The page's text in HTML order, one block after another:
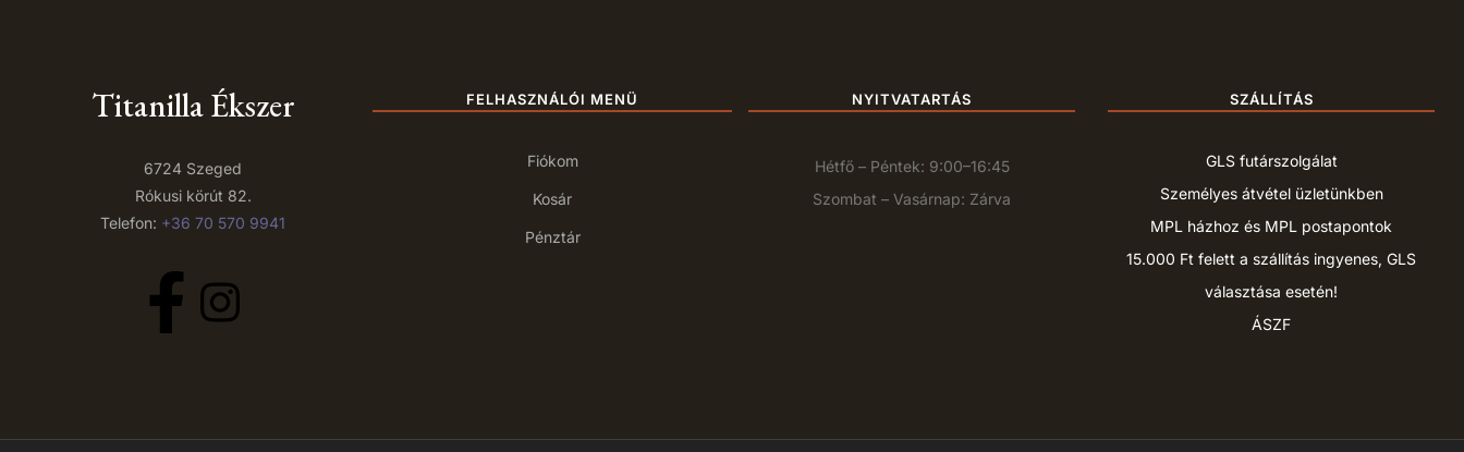
Titanilla Ékszer
6724 Szeged
Rókusi körút 82.
Telefon: +36 70 570 9941
FELHASZNÁLÓI MENÜ
Fiókom
Kosár
Pénztár
NYITVATARTÁS
Hétfő – Péntek: 9:00–16:45
Szombat – Vasárnap: Zárva
SZÁLLÍTÁS
GLS futárszolgálat
Személyes átvétel üzletünkben
MPL házhoz és MPL postapontok
15.000 Ft felett a szállítás ingyenes, GLS
választása esetén!
ÁSZF